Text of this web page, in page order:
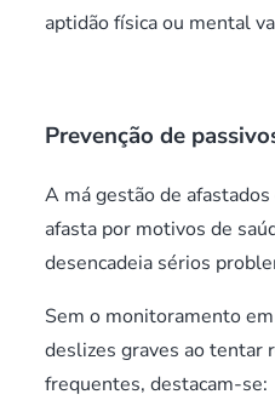
aptidão física ou mental
Prevenção de
A má gestão de
afasta por motivos de
desencadeia sérios
Sem o monitoramento
deslizes graves ao tentar
frequentes, destacam-se: